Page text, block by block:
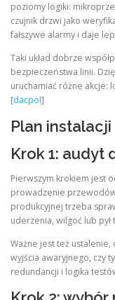
poziomy logiki:
czujnik drzwi jako
fałszywe alarmy i daje
Taki układ dobrze
bezpieczeństwa linii.
uruchamiać różne akcje:
[dacpol]
Plan instalacji
Krok 1: audyt
Pierwszym krokiem jest
prowadzenie
produkcyjnej trzeba
uderzenia, wilgoć lub pył
Ważne jest też
wyjścia awaryjnego, czy
redundancji i logika